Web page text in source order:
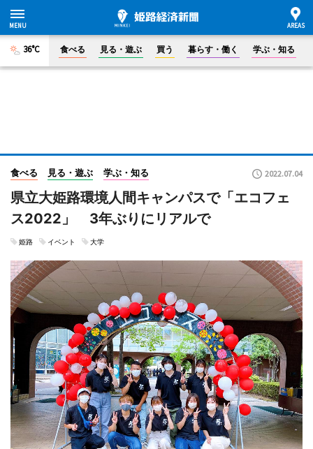
36°C 食べる 見る・遊ぶ 買う 暮らす・働く 学ぶ・知る
食べる 見る・遊ぶ 学ぶ・知る 2022.07.04
県立大姫路環境人間キャンパスで「エコフェ
ス2022」 3年ぶりにリアルで
姫路 イベント 大学